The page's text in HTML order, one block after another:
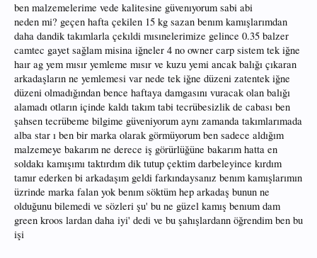
ben malzemelerime vede kalitesine güvenıyorum sabi abi
neden mi? geçen hafta çekilen 15 kg sazan benım kamışlarımdan
daha dandik takımlarla çekıldi mısınelerimize gelince 0.35 balzer
camtec gayet sağlam misina iğneler 4 no owner carp sistem tek iğne
haır ag yem mısır yemleme mısır ve kuzu yemi ancak balığı çıkaran
arkadaşların ne yemlemesi var nede tek iğne düzeni zatentek iğne
düzeni olmadığından bence haftaya damgasını vuracak olan balığı
alamadı otların içinde kaldı takım tabi tecrübesizlik de cabası ben
şahsen tecrübeme bilgime güveniyorum aynı zamanda takımlarımada
alba star ı ben bir marka olarak görmüyorum ben sadece aldığım
malzemeye bakarım ne derece iş görürlüğüne bakarım hatta en
soldakı kamışımı taktırdım dik tutup çektim darbeleyince kırdım
tamır ederken bi arkadaşım geldi farkındaysanız benım kamışlarımın
üzrinde marka falan yok benım söktüm hep arkadaş bunun ne
olduğunu bilemedi ve sözleri şu' bu ne güzel kamış benıum dam
green kroos lardan daha iyi' dedi ve bu şahışlardann öğrendim ben bu
işi